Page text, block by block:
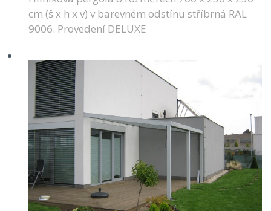
cm (š x h x v) v barevném odstínu stříbrná RAL
9006. Provedení DELUXE